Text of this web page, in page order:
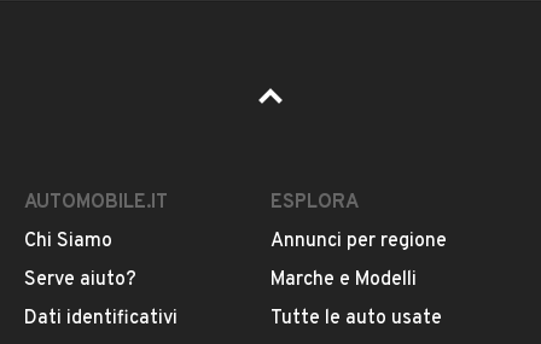
Pubblicità
AUTOMOBILE.IT
Chi Siamo
Serve aiuto?
Dati identificativi
ESPLORA
Annunci per regione
Marche e Modelli
Tutte le auto usate